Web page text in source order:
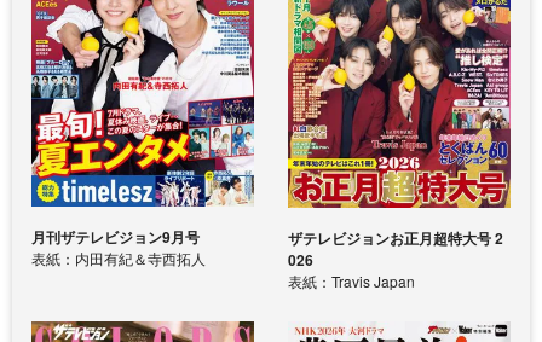
月刊ザテレビジョン9月号
表紙：内田有紀＆寺西拓人
ザテレビジョンお正月超特大号 2
026
表紙：Travis Japan